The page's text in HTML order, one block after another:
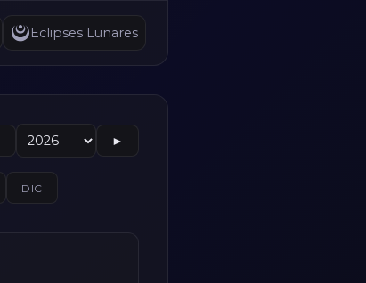
Eclipses Lunares
►
DIC